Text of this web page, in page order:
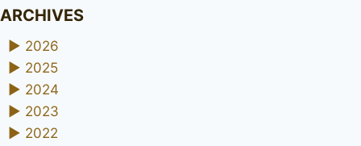
ARCHIVES
► 2026
► 2025
► 2024
► 2023
► 2022